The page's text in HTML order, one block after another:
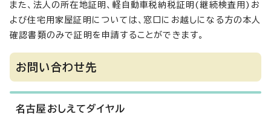
また、法人の所在地証明、軽自動車税納税証明(継続検査用)お
よび住宅用家屋証明については、窓口にお越しになる方の本人
確認書類のみで証明を申請することができます。
お問い合わせ先
名古屋おしえてダイヤル